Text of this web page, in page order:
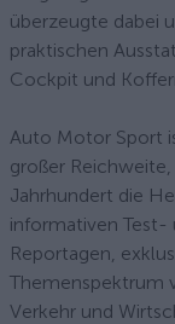
überzeugte dabei
praktischen
Cockpit und
Auto Motor Sport
großer
Jahrhundert die
informativen Test-
Reportagen,
Themenspektrum
Verkehr und